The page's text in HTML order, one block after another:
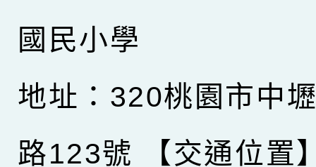
國民小學
地址：320桃園市中
路123號
【交通位置